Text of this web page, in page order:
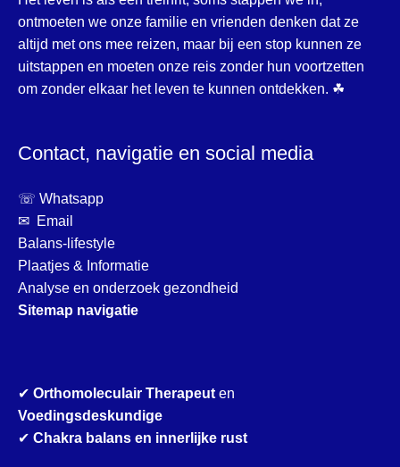
ontmoeten we onze familie en vrienden denken dat ze
altijd met ons mee reizen, maar bij een stop kunnen ze
uitstappen en moeten onze reis zonder hun voortzetten
om zonder elkaar het leven te kunnen ontdekken. ☘
Contact, navigatie en social media
☏ Whatsapp
✉ Email
Balans-lifestyle
Plaatjes & Informatie
Analyse en onderzoek gezondheid
Sitemap navigatie
✔ Orthomoleculair Therapeut en
Voedingsdeskundige
✔ Chakra balans en innerlijke rust